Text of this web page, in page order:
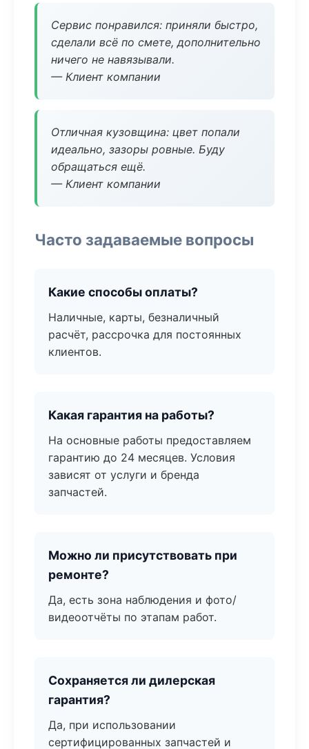
Сервис понравился: приняли быстро,
сделали всё по смете, дополнительно
ничего не навязывали.
— Клиент компании
Отличная кузовщина: цвет попали
идеально, зазоры ровные. Буду
обращаться ещё.
— Клиент компании
Часто задаваемые вопросы
Какие способы оплаты?
Наличные, карты, безналичный
расчёт, рассрочка для постоянных
клиентов.
Какая гарантия на работы?
На основные работы предоставляем
гарантию до 24 месяцев. Условия
зависят от услуги и бренда
запчастей.
Можно ли присутствовать при
ремонте?
Да, есть зона наблюдения и фото/
видеоотчёты по этапам работ.
Сохраняется ли дилерская
гарантия?
Да, при использовании
сертифицированных запчастей и